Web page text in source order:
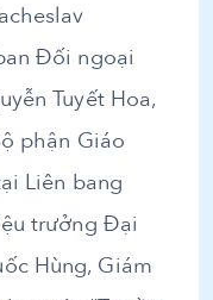
Đối ngoại
Tuyết Hoa,
phận Giáo
Liên bang
trưởng Đại
Hùng, Giám